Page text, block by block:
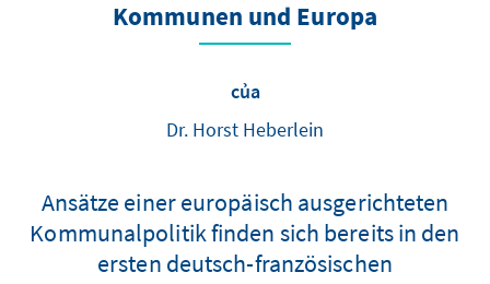
Kommunen und Europa
của
Dr. Horst Heberlein
Ansätze einer europäisch ausgerichteten
Kommunalpolitik finden sich bereits in den
ersten deutsch-französischen